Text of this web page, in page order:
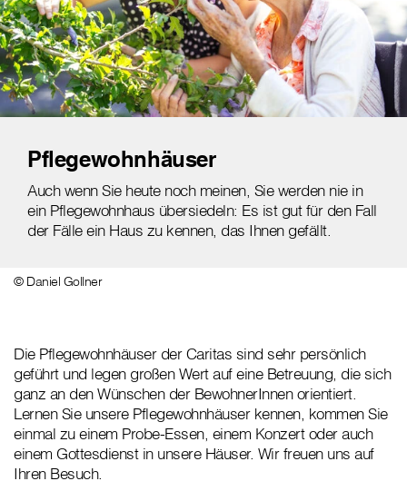
Pflegewohnhäuser
Auch wenn Sie heute noch meinen, Sie werden nie in
ein Pflegewohnhaus übersiedeln: Es ist gut für den Fall
der Fälle ein Haus zu kennen, das Ihnen gefällt.
© Daniel Gollner
Die Pflegewohnhäuser der Caritas sind sehr persönlich
geführt und legen großen Wert auf eine Betreuung, die sich
ganz an den Wünschen der BewohnerInnen orientiert.
Lernen Sie unsere Pflegewohnhäuser kennen, kommen Sie
einmal zu einem Probe-Essen, einem Konzert oder auch
einem Gottesdienst in unsere Häuser. Wir freuen uns auf
Ihren Besuch.